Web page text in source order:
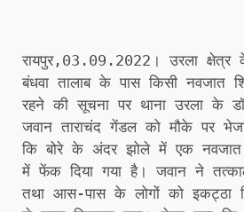
रायपुर,03.09.2022। उरला क्षेत्र
बंधवा तालाब के पास किसी
रहने की सूचना पर थाना उरला के
जवान ताराचंद गेंडल को मौके पर
कि बोरे के अंदर झोले में एक नवजात
में फेंक दिया गया है। जवान ने
तथा आस-पास के लोगों को इकट्ठा